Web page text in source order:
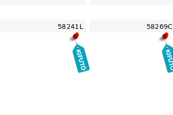
58241L 58269C